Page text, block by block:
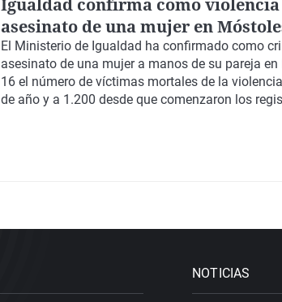
Igualdad confirma como violencia
asesinato de una mujer en
las víctimas este año
El Ministerio de Igualdad ha confirmado como
asesinato de una mujer a manos de su pareja
16 el número de víctimas mortales de la
de año y a 1.200 desde que comenzaron los
NOTICIAS